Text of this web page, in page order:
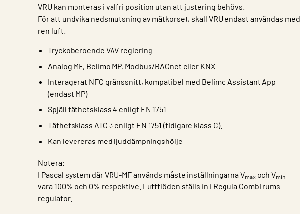
VRU kan monteras i valfri position utan att justering behövs.
För att undvika nedsmutsning av mätkorset, skall VRU endast användas med
ren luft.
Tryckoberoende VAV reglering
Analog MF, Belimo MP, Modbus/BACnet eller KNX
Interagerat NFC gränssnitt, kompatibel med Belimo Assistant App
(endast MP)
Spjäll täthetsklass 4 enligt EN 1751
Täthetsklass ATC 3 enligt EN 1751 (tidigare klass C).
Kan levereras med ljuddämpningshölje
Notera:
I Pascal system där VRU-MF används måste inställningarna Vmax och Vmin
vara 100% och 0% respektive. Luftflöden ställs in i Regula Combi rums-
regulator.